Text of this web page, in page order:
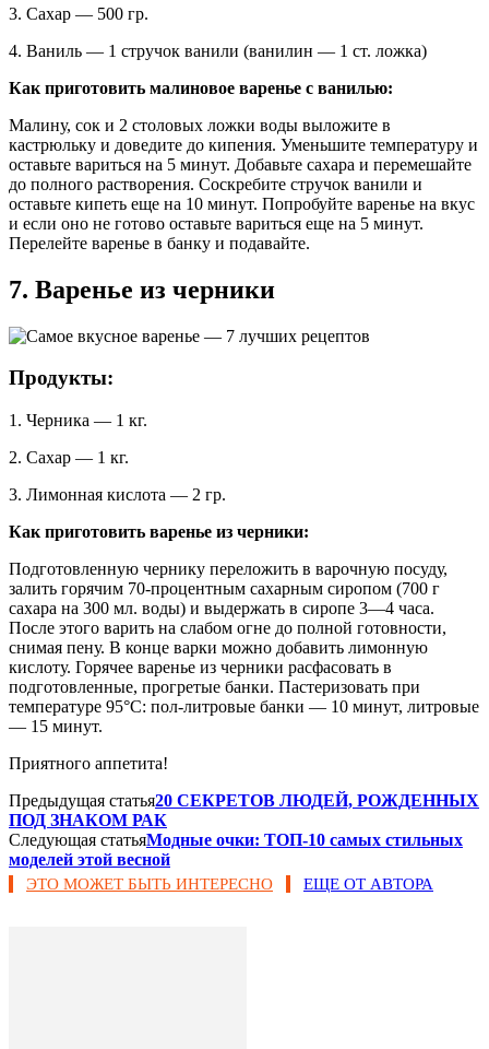
3. Сахар — 500 гр.
4. Ваниль — 1 стручок ванили (ванилин — 1 ст. ложка)
Как приготовить малиновое варенье с ванилью:
Малину, сок и 2 столовых ложки воды выложите в
кастрюльку и доведите до кипения. Уменьшите температуру и
оставьте вариться на 5 минут. Добавьте сахара и перемешайте
до полного растворения. Соскребите стручок ванили и
оставьте кипеть еще на 10 минут. Попробуйте варенье на вкус
и если оно не готово оставьте вариться еще на 5 минут.
Перелейте варенье в банку и подавайте.
7. Варенье из черники
Продукты:
1. Черника — 1 кг.
2. Сахар — 1 кг.
3. Лимонная кислота — 2 гр.
Как приготовить варенье из черники:
Подготовленную чернику переложить в варочную посуду,
залить горячим 70-процентным сахарным сиропом (700 г
сахара на 300 мл. воды) и выдержать в сиропе 3—4 часа.
После этого варить на слабом огне до полной готовности,
снимая пену. В конце варки можно добавить лимонную
кислоту. Горячее варенье из черники расфасовать в
подготовленные, прогретые банки. Пастеризовать при
температуре 95°C: пол-литровые банки — 10 минут, литровые
— 15 минут.
Приятного аппетита!
Предыдущая статья20 СЕКРЕТОВ ЛЮДЕЙ, РОЖДЕННЫХ
ПОД ЗНАКОМ РАК
Следующая статьяМодные очки: ТОП-10 самых стильных
моделей этой весной
ЭТО МОЖЕТ БЫТЬ ИНТЕРЕСНО ЕЩЕ ОТ АВТОРА